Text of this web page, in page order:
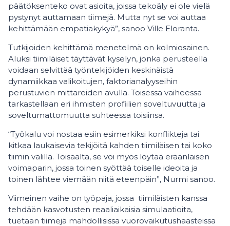
päätöksenteko ovat asioita, joissa tekoäly ei ole vielä
pystynyt auttamaan tiimejä. Mutta nyt se voi auttaa
kehittämään empatiakykyä”, sanoo Ville Eloranta.
Tutkijoiden kehittämä menetelmä on kolmiosainen.
Aluksi tiimiläiset täyttävät kyselyn, jonka perusteella
voidaan selvittää työntekijöiden keskinäistä
dynamiikkaa valikoitujen, faktorianalyyseihin
perustuvien mittareiden avulla. Toisessa vaiheessa
tarkastellaan eri ihmisten profiilien soveltuvuutta ja
soveltumattomuutta suhteessa toisiinsa.
“Työkalu voi nostaa esiin esimerkiksi konflikteja tai
kitkaa laukaisevia tekijöitä kahden tiimiläisen tai koko
tiimin välillä. Toisaalta, se voi myös löytää eräänlaisen
voimaparin, jossa toinen syöttää toiselle ideoita ja
toinen lähtee viemään niitä eteenpäin”, Nurmi sanoo.
Viimeinen vaihe on työpaja, jossa tiimiläisten kanssa
tehdään kasvotusten reaaliaikaisia simulaatioita,
tuetaan tiimejä mahdollisissa vuorovaikutushaasteissa